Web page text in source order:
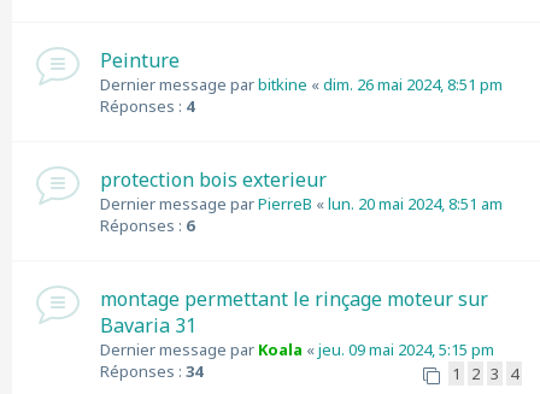
Peinture
Dernier message parbitkine «dim. 26 mai 2024, 8:51 pm
Réponses : 4
protection bois exterieur
Dernier message parPierreB «lun. 20 mai 2024, 8:51 am
Réponses : 6
montage permettant le rinçage moteur sur
Bavaria 31
Dernier message par Koala «jeu. 09 mai 2024, 5:15 pm
Réponses : 34 1 2 3 4